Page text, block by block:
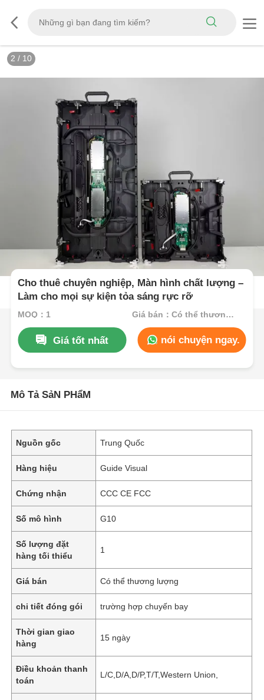
3 / 10
Cho thuê chuyên nghiệp, Màn hình chất lượng –
Làm cho mọi sự kiện tỏa sáng rực rỡ
MOQ：1 Giá bán：Có thể thương lượng
Giá tốt nhất nói chuyện ngay.
Mô Tả SảN PHẩM
Nguồn gốc Trung Quốc
Hàng hiệu Guide Visual
Chứng nhận CCC CE FCC
Số mô hình G10
Số lượng đặt
hàng tối thiểu
1
Giá bán Có thể thương lượng
chi tiết đóng gói trường hợp chuyến bay
Thời gian giao
hàng
15 ngày
Điều khoản thanh
toán
L/C,D/A,D/P,T/T,Western Union,